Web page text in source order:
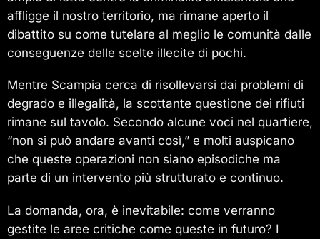
affligge il nostro territorio, ma rimane aperto il
dibattito su come tutelare al meglio le comunità dalle
conseguenze delle scelte illecite di pochi.
Mentre Scampia cerca di risollevarsi dai problemi di
degrado e illegalità, la scottante questione dei rifiuti
rimane sul tavolo. Secondo alcune voci nel quartiere,
“non si può andare avanti così,” e molti auspicano
che queste operazioni non siano episodiche ma
parte di un intervento più strutturato e continuo.
La domanda, ora, è inevitabile: come verranno
gestite le aree critiche come queste in futuro? I